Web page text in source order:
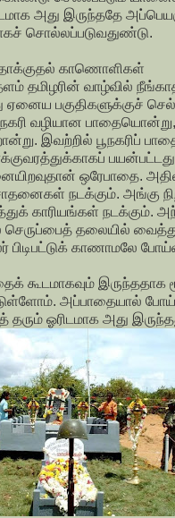
அது இருந்ததே
சொல்லப்படுவதுண்டு.
காணொளிகள்
தமிழரின் வாழ்வில்
ஏனைய பகுதிகளுக்குச்
வழியான
இவற்றில் பூநகரிப்
ஒரேபாதை.
நடக்கும். அங்கு
காரியங்கள் நடக்கும்.
செருப்பைத் தலையில்
பிடிபட்டுக் காணாமலே
கூடமாகவும் இருந்ததாக
அப்பாதையால்
தரும் ஓரிடமாக அது